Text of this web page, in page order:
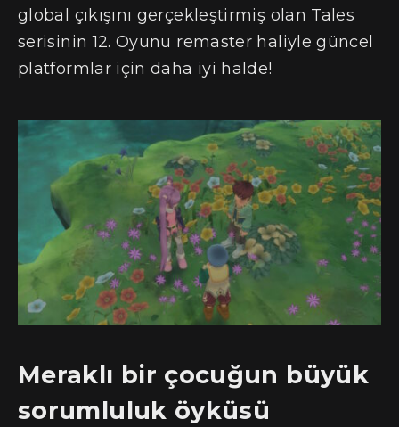
global çıkışını gerçekleştirmiş olan Tales
serisinin 12. Oyunu remaster haliyle güncel
platformlar için daha iyi halde!
Meraklı bir çocuğun büyük
sorumluluk öyküsü